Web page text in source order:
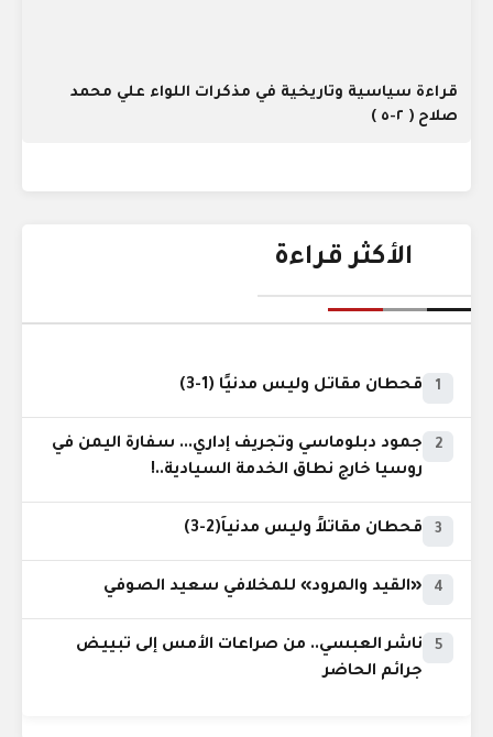
قراءة سياسية وتاريخية في مذكرات اللواء علي محمد
صلاح ( ٢-٥ )
الأكثر قراءة
1 قحطان مقاتل وليس مدنيًا (1-3)
2
جمود دبلوماسي وتجريف إداري... سفارة اليمن في
روسيا خارج نطاق الخدمة السيادية..!
3 قحطان مقاتلاً وليس مدنياً(2-3)
4 «القيد والمرود» للمخلافي سعيد الصوفي
5
ناشر العبسي.. من صراعات الأمس إلى تبييض
جرائم الحاضر